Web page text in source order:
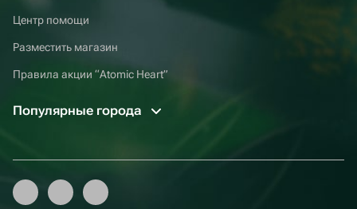
Центр помощи
Разместить магазин
Правила акции “Atomic Heart”
Популярные города